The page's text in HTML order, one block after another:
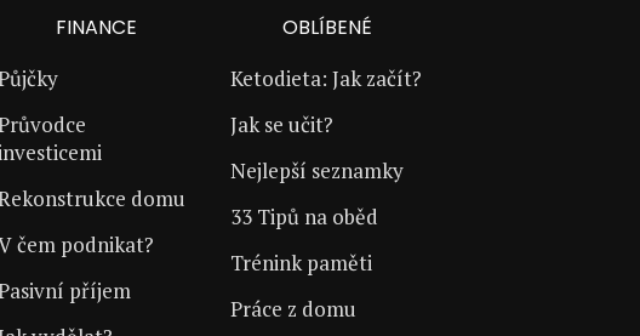
FINANCE
domu
čem podnikat?
příjem
OBLÍBENÉ
Ketodieta: Jak začít?
Jak se učit?
Nejlepší seznamky
33 Tipů na oběd
Trénink paměti
Práce z domu